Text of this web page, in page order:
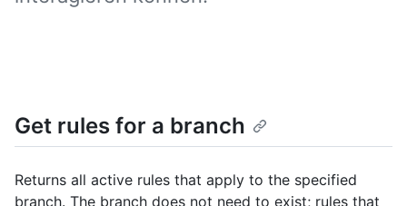
Get rules for a branch
Returns all active rules that apply to the specified
branch. The branch does not need to exist; rules that